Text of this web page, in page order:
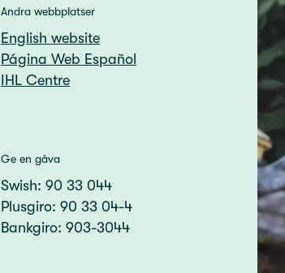
Andra webbplatser
English website
Página Web Español
IHL Centre
Ge en gåva
Swish: 90 33 044
Plusgiro: 90 33 04-4
Bankgiro: 903-3044